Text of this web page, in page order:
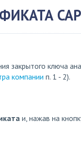
закрытого ключа
компании п. 1 - 2).
и, нажав на